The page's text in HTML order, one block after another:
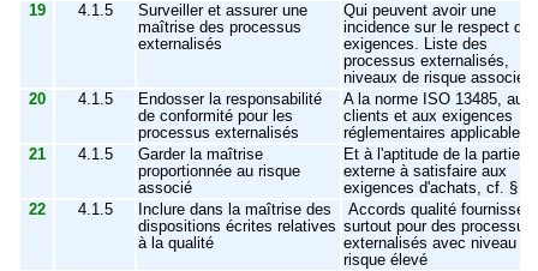
19
4.1.5
Surveiller et assurer une
maîtrise des processus
externalisés
Qui peuvent avoir une
incidence sur le respect des
exigences. Liste des
processus externalisés,
niveaux de risque associé
20
4.1.5
Endosser la responsabilité
de conformité pour les
processus externalisés
A la norme ISO 13485, aux
clients et aux exigences
réglementaires applicables
21
4.1.5
Garder la maîtrise
proportionnée au risque
associé
Et à l'aptitude de la partie
externe à satisfaire aux
exigences d'achats, cf. §
22
4.1.5
Inclure dans la maîtrise des
dispositions écrites relatives
à la qualité
Accords qualité
surtout pour des processus
externalisés avec niveau de
risque élevé